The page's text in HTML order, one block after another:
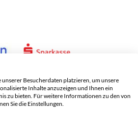
Besucherdaten platzieren, um unsere
Inhalte anzuzeigen und Ihnen ein
zu bieten. Für weitere Informationen zu den von
Sie die Einstellungen.